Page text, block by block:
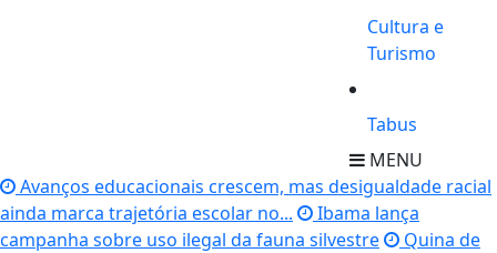
Cultura e
Turismo
Tabus
MENU
Avanços educacionais crescem, mas desigualdade racial
ainda marca trajetória escolar no...
Ibama lança
campanha sobre uso ilegal da fauna silvestre
Quina de